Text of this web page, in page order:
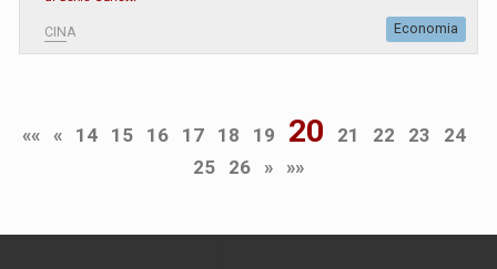
CINA Economia
«« « 14 15 16 17 18 19 20 21 22 23
24
25
26 » »»